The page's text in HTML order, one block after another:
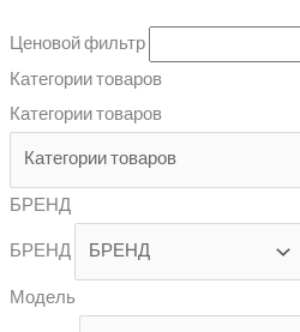
Ценовой фильтр
Категории товаров
Категории товаров
БРЕНД
БРЕНД
Модель